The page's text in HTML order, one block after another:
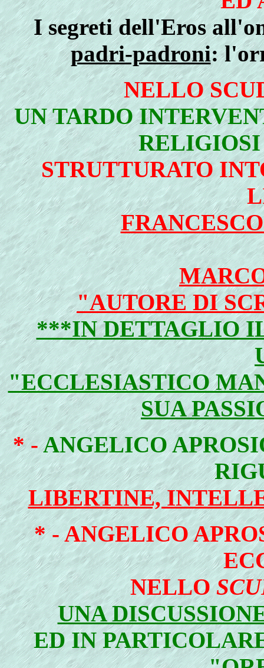
I segreti dell'Eros
padri-padroni:
NELLO
UN TARDO
STRUTTURATO
"AUTORE DI
***IN DETTAGLIO
"ECCLESIASTICO
SUA
* -ANGELICO
LIBERTINE,
* -ANGELICO
NELLO
UNA
ED IN